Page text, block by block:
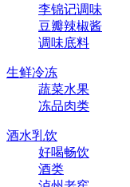
李锦记调味
豆瓣辣椒酱
调味底料
生鲜冷冻
蔬菜水果
冻品肉类
酒水乳饮
好喝畅饮
酒类